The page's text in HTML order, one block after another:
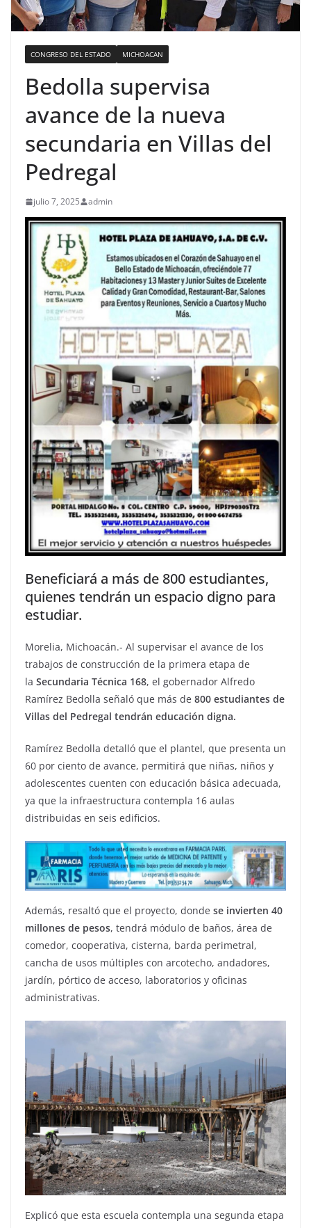
CONGRESO DEL ESTADO MICHOACAN
Bedolla supervisa
avance de la nueva
secundaria en Villas del
Pedregal
julio 7, 2025 admin
Beneficiará a más de 800 estudiantes,
quienes tendrán un espacio digno para
estudiar.
Morelia, Michoacán.- Al supervisar el avance de los
trabajos de construcción de la primera etapa de
la Secundaria Técnica 168, el gobernador Alfredo
Ramírez Bedolla señaló que más de 800 estudiantes de
Villas del Pedregal tendrán educación digna.
Ramírez Bedolla detalló que el plantel, que presenta un
60 por ciento de avance, permitirá que niñas, niños y
adolescentes cuenten con educación básica adecuada,
ya que la infraestructura contempla 16 aulas
distribuidas en seis edificios.
Además, resaltó que el proyecto, donde se invierten 40
millones de pesos, tendrá módulo de baños, área de
comedor, cooperativa, cisterna, barda perimetral,
cancha de usos múltiples con arcotecho, andadores,
jardín, pórtico de acceso, laboratorios y oficinas
administrativas.
Explicó que esta escuela contempla una segunda etapa